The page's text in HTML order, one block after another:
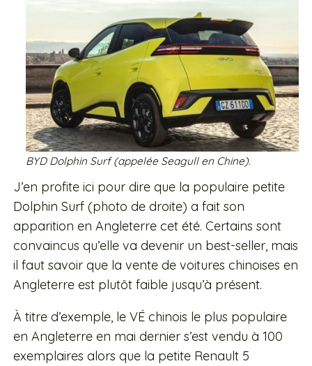
BYD Dolphin Surf (appelée Seagull en Chine).
J’en profite ici pour dire que la populaire petite
Dolphin Surf (photo de droite) a fait son
apparition en Angleterre cet été. Certains sont
convaincus qu’elle va devenir un best-seller, mais
il faut savoir que la vente de voitures chinoises en
Angleterre est plutôt faible jusqu’à présent.
À titre d’exemple, le VÉ chinois le plus populaire
en Angleterre en mai dernier s’est vendu à 100
exemplaires alors que la petite Renault 5